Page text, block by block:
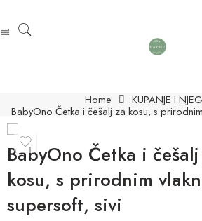
Home
KUPANJE I
BabyOno Četka i češalj za kosu, s
BabyOno Četka i
kosu, s prirodnim
supersoft, sivi